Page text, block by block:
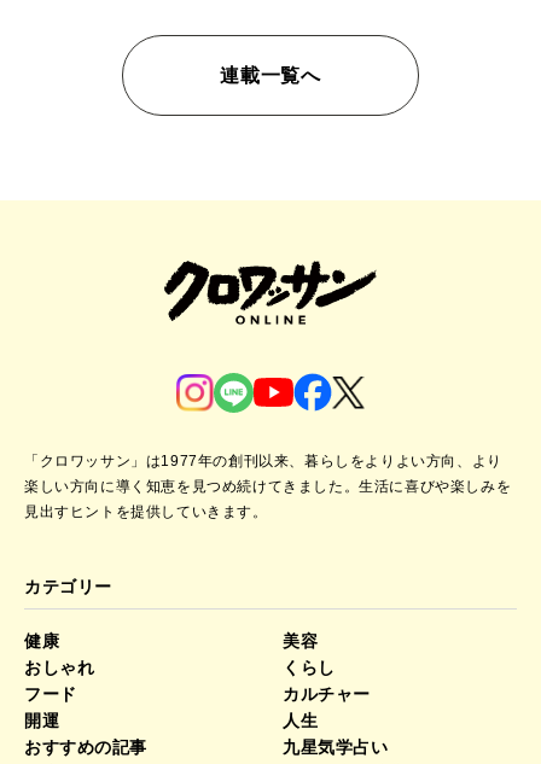
連載一覧へ
「クロワッサン」は1977年の創刊以来、暮らしをよりよい方向、より
楽しい方向に導く知恵を見つめ続けてきました。生活に喜びや楽しみを
見出すヒントを提供していきます。
カテゴリー
健康
美容
おしゃれ
くらし
フード
カルチャー
開運
人生
おすすめの記事
九星気学占い